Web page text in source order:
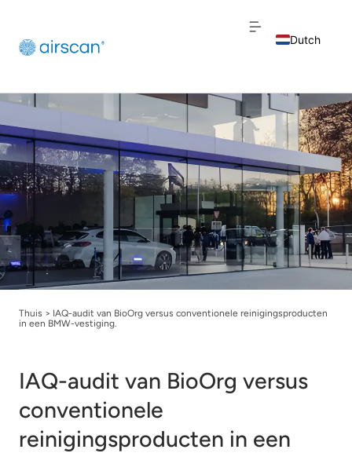
Dutch
French
Thuis > IAQ-audit van BioOrg versus conventionele reinigingsproducten
in een BMW-vestiging.
IAQ-audit van BioOrg versus
conventionele
reinigingsproducten in een